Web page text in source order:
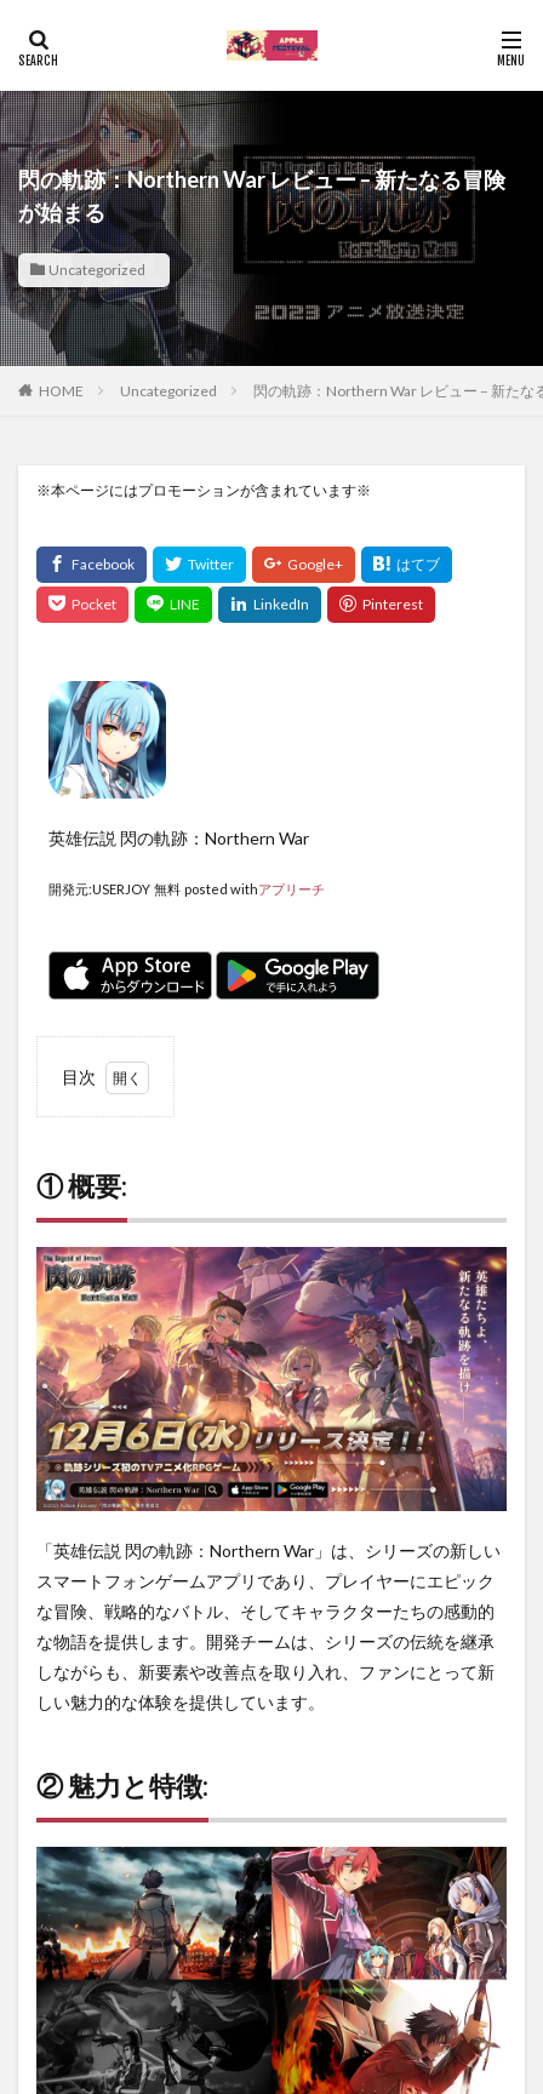
閃の軌跡：Northern War レビュー – 新たなる冒険
が始まる
Uncategorized
HOME Uncategorized 閃の軌跡：Northern War レビュー – 新たな
※本ページにはプロモーションが含まれています※
英雄伝説 閃の軌跡：Northern War
開発元:USERJOY 無料 posted withアプリーチ
目次
要:
魅力
と特
徴:
3
③
課金
につ
い
て:
4
④
まと
め:
① 概要:
「英雄伝説 閃の軌跡：Northern War」は、シリーズの新しい
スマートフォンゲームアプリであり、プレイヤーにエピック
な冒険、戦略的なバトル、そしてキャラクターたちの感動的
な物語を提供します。開発チームは、シリーズの伝統を継承
しながらも、新要素や改善点を取り入れ、ファンにとって新
しい魅力的な体験を提供しています。
② 魅力と特徴: